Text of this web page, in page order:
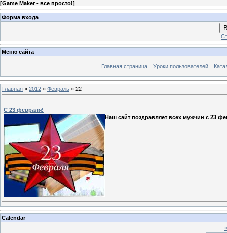
[Game Maker - все просто!]
Форма входа
Меню сайта
Главная страница Уроки пользователей
Главная » 2012 » Февраль » 22
С 23 февраля!
Наш сайт поздравляет всех мужчин с 23
Calendar
«